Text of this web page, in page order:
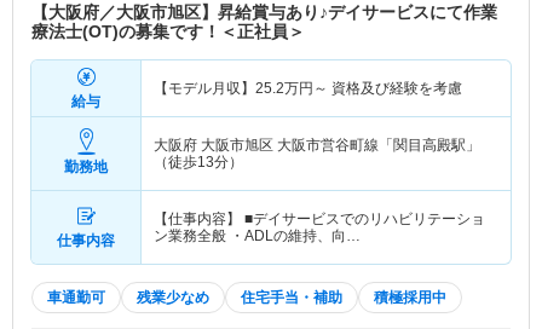
【大阪府／大阪市旭区】昇給賞与あり♪デイサービスにて作業
療法士(OT)の募集です！＜正社員＞
給与
【モデル月収】 25.2万円～ 資格及び経験を考慮
勤務地
大阪府 大阪市旭区 大阪市営谷町線「関目高殿駅」
（徒歩13分）
仕事内容
【仕事内容】 ■デイサービスでのリハビリテーショ
ン業務全般 ・ADLの維持、向…
車通勤可 残業少なめ 住宅手当・補助 積極採用中